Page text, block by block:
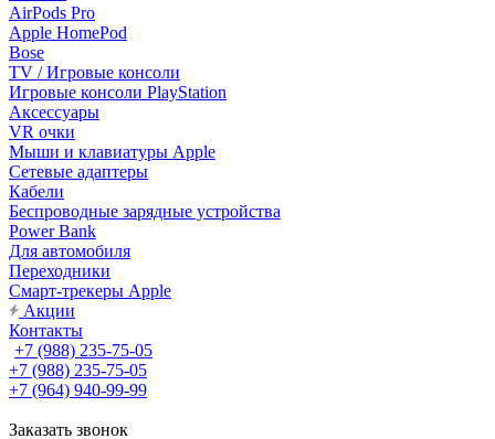
AirPods Pro
Apple HomePod
Bose
TV / Игровые консоли
Игровые консоли PlayStation
Аксессуары
VR очки
Мыши и клавиатуры Apple
Сетевые адаптеры
Кабели
Беспроводные зарядные устройства
Power Bank
Для автомобиля
Переходники
Смарт-трекеры Apple
Акции
Контакты
+7 (988) 235-75-05
+7 (988) 235-75-05
+7 (964) 940-99-99
Заказать звонок